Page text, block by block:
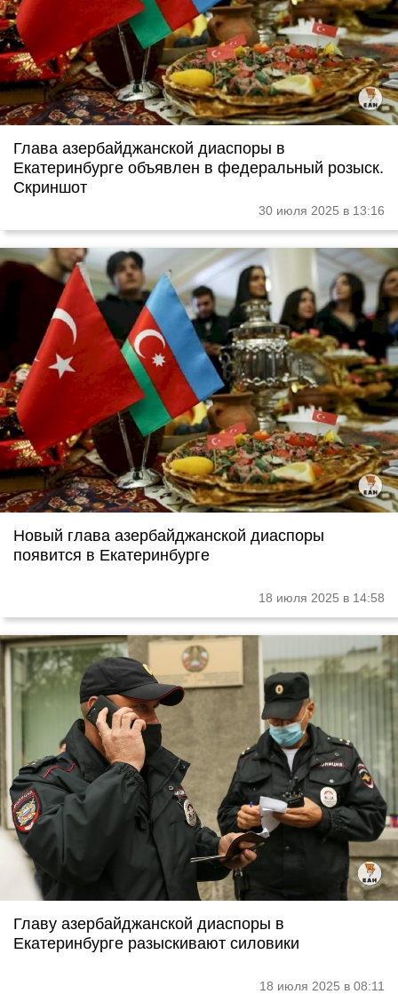
Глава азербайджанской диаспоры в
Екатеринбурге объявлен в федеральный розыск.
Скриншот
30 июля 2025 в 13:16
Новый глава азербайджанской диаспоры
появится в Екатеринбурге
18 июля 2025 в 14:58
Главу азербайджанской диаспоры в
Екатеринбурге разыскивают силовики
18 июля 2025 в 08:11